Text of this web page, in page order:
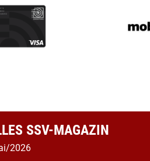
SSV-MAGAZIN
2026